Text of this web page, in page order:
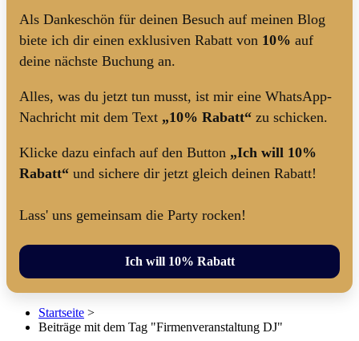
Als Dankeschön für deinen Besuch auf meinen Blog
biete ich dir einen exklusiven Rabatt von 10% auf
deine nächste Buchung an.
Alles, was du jetzt tun musst, ist mir eine WhatsApp-
Nachricht mit dem Text „10% Rabatt“ zu schicken.
Klicke dazu einfach auf den Button „Ich will 10%
Rabatt“ und sichere dir jetzt gleich deinen Rabatt!
Lass' uns gemeinsam die Party rocken!
Ich will 10% Rabatt
Startseite >
Beiträge mit dem Tag "Firmenveranstaltung DJ"